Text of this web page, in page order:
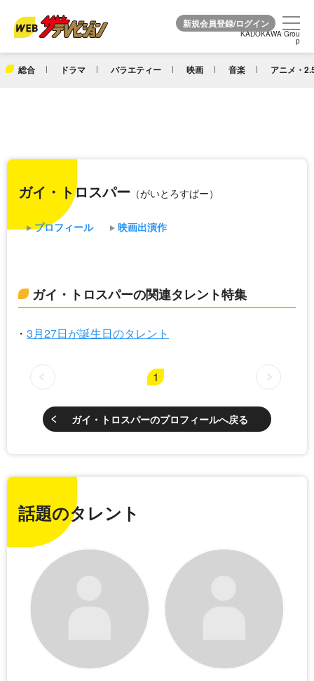
KADOKAWA Grou
p
総合 ドラマ バラエティー 映画 音楽 アニメ・
KADOKAWA Grou
p
ガイ・トロスパー （がいとろすぱー）
プロフィール 映画出演作
ガイ・トロスパーの関連タレント特集
3月27日が誕生日のタレント
1
ガイ・トロスパーのプロフィールへ戻る
話題のタレント